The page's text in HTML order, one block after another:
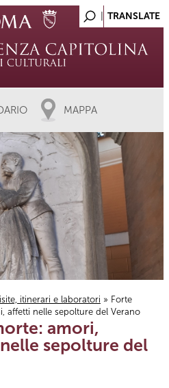
MAPPA
itinerari e laboratori » Forte
affetti nelle sepolture del Verano
amori,
sepolture del